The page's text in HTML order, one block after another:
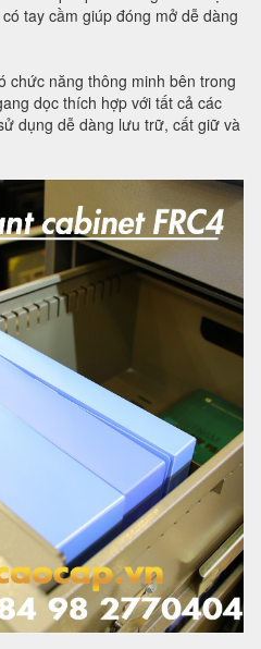
tay cầm giúp đóng mở dễ dàng
chức năng thông minh bên trong
dọc thích hợp với tất cả các
dụng dễ dàng lưu trữ, cất giữ và